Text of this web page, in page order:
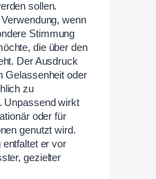
sollen.
wenn
Stimmung
die über den
Der Ausdruck
Gelassenheit oder
zu
Unpassend wirkt
oder für
genutzt wird.
entfaltet er vor
gezielter